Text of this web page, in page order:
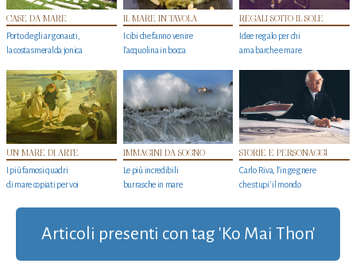
CASE DA MARE
Porto degli argonauti,
la costa smeralda jonica
IL MARE IN TAVOLA
I cibi che fanno venire
l’acquolina in bocca
REGALI SOTTO IL SOLE
Idee regalo per chi
ama barche e mare
UN MARE DI ARTE
I più famosi quadri
di mare copiati per voi
IMMAGINI DA SOGNO
Le più incredibili
burrasche in mare
STORIE E PERSONAGGI
Carlo Riva, l’ingegnere
che stupi' il mondo
Articoli presenti con tag 'Ko Mai Thon'